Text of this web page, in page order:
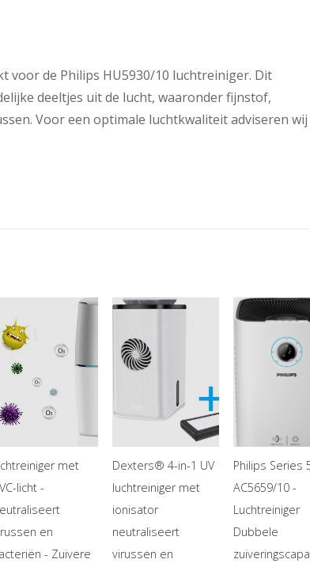
voor de Philips HU5930/10 luchtreiniger. Dit
deeltjes uit de lucht, waaronder fijnstof,
Voor een optimale luchtkwaliteit adviseren wij
met
licht -
en
- Zuivere
Dexters® 4-in-1 UV
luchtreiniger met
ionisator
neutraliseert
virussen en
Philips Series
AC5659/10 -
Luchtreiniger
Dubbele